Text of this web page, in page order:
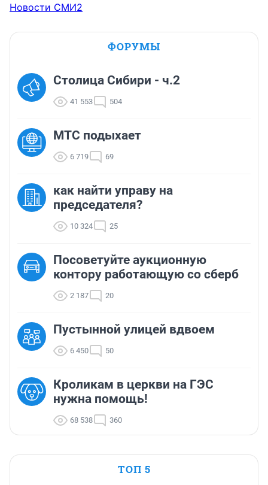
Новости СМИ2
ФОРУМЫ
Столица Сибири - ч.2
41 553 504
МТС подыхает
6 719 69
как найти управу на
председателя?
10 324 25
Посоветуйте аукционную
контору работающую со сберб
2 187 20
Пустынной улицей вдвоем
6 450 50
Кроликам в церкви на ГЭС
нужна помощь!
68 538 360
ТОП 5